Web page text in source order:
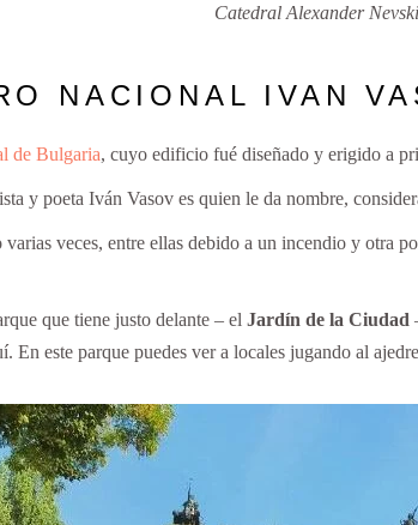
Catedral Alexander Nevski
NACIONAL IVAN
de Bulgaria, cuyo edificio fué diseñado y erigido a
y poeta Iván Vasov es quien le da nombre,
veces, entre ellas debido a un incendio y otra
que tiene justo delante – el Jardín de la Ciudad
En este parque puedes ver a locales jugando al